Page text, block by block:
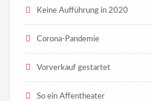
Keine Aufführung in 2020
Corona-Pandemie
Vorverkauf gestartet
So ein Affentheater